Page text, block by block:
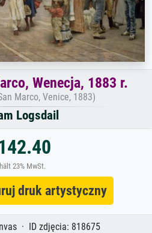
Wenecja, 1883 r.
Marco, Venice, 1883)
Logsdail
23% MwSt.
druk artystyczny
· ID zdjęcia: 818675